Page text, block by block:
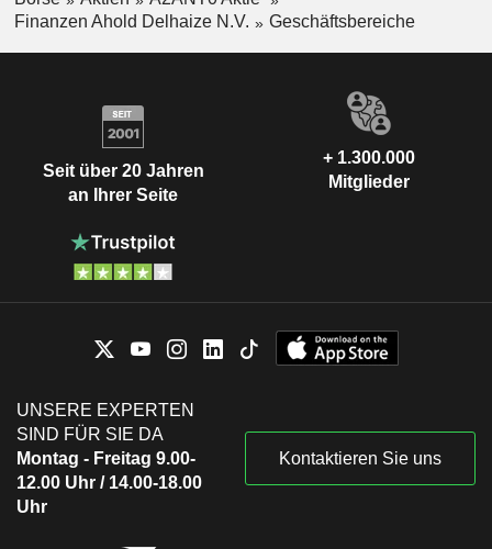
Finanzen Ahold Delhaize N.V.
Geschäftsbereiche
Seit über 20 Jahren
an Ihrer Seite
+ 1.300.000
Mitglieder
UNSERE EXPERTEN
SIND FÜR SIE DA
Montag - Freitag 9.00-
12.00 Uhr / 14.00-18.00
Uhr
Kontaktieren Sie uns